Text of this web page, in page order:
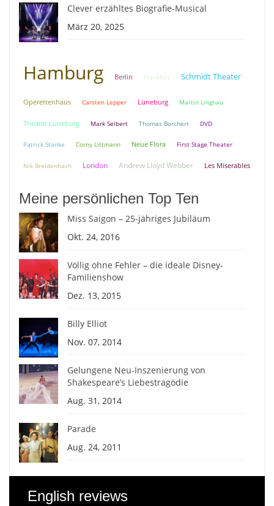
Clever erzähltes Biografie-Musical
März 20, 2025
Hamburg Berlin Frankfurt Schmidt Theater
Operettenhaus Carsten Lepper Lüneburg Martin Lingnau
Theater Lüneburg Mark Seibert Thomas Borchert DVD
Patrick Stanke Corny Littmann Neue Flora First Stage Theater
Nik Breidenbach London Andrew Lloyd Webber Les Miserables
Meine persönlichen Top Ten
Miss Saigon – 25-jähriges Jubiläum
Okt. 24, 2016
Völlig ohne Fehler – die ideale Disney-
Familienshow
Dez. 13, 2015
Billy Elliot
Nov. 07, 2014
Gelungene Neu-Inszenierung von
Shakespeare’s Liebestragödie
Aug. 31, 2014
Parade
Aug. 24, 2011
English reviews